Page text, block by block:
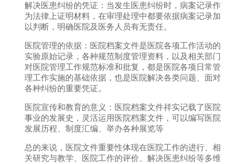
解决医患纠纷的凭证：当发生医患纠纷时，病案记录作
为法律上证明材料，在审理处理中都要依据病案记录加
以判断，明确医院及医务人员有无责任。
医院管理的依据：医院档案文件是医院各项工作活动的
实验原始记录，各种规范制度管理资料，以及相关部门
对医院管理工作规范标准和批复，都是医院各项日常管
理工作实施的基础依据，也是医院解决各类问题、面对
各种纠纷的重要凭证。
医院宣传和教育的意义：医院档案文件祥实记载了医院
事业的发展史，灵活运用医院档案文件，可以编写医院
发展历程、制度汇编、举办各种展览等
总的来说，医院文件重要性体现在医院工作的进行、相
关研究与教学、医院工作的评价、解决医患纠纷等多维